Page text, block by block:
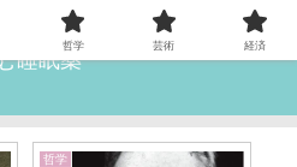
睡眠薬
哲学
哲学 芸術 経済